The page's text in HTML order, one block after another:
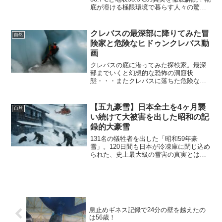
底が溶ける極限環境で暮らす人々の驚愕
迫ります。
自然
クレバスの最深部に降りてみた冒
険家と危険なヒドゥンクレバス動
画
クレバスの底に潜ってみた探検家。最深
部までいくと幻想的な恐怖の洞窟状
態・・・またクレバスに落ちた危険な動
自然
【五九豪雪】日本全土を4ヶ月襲
い続けて大被害を出した昭和の記
録的大豪雪
131名の犠牲者を出した「昭和59年豪
雪」。120日間も日本が冷凍庫に閉じ込め
られた、史上最大級の雪害の真実とは。
息止めギネス記録で24分の壁を越えたの
は56歳！